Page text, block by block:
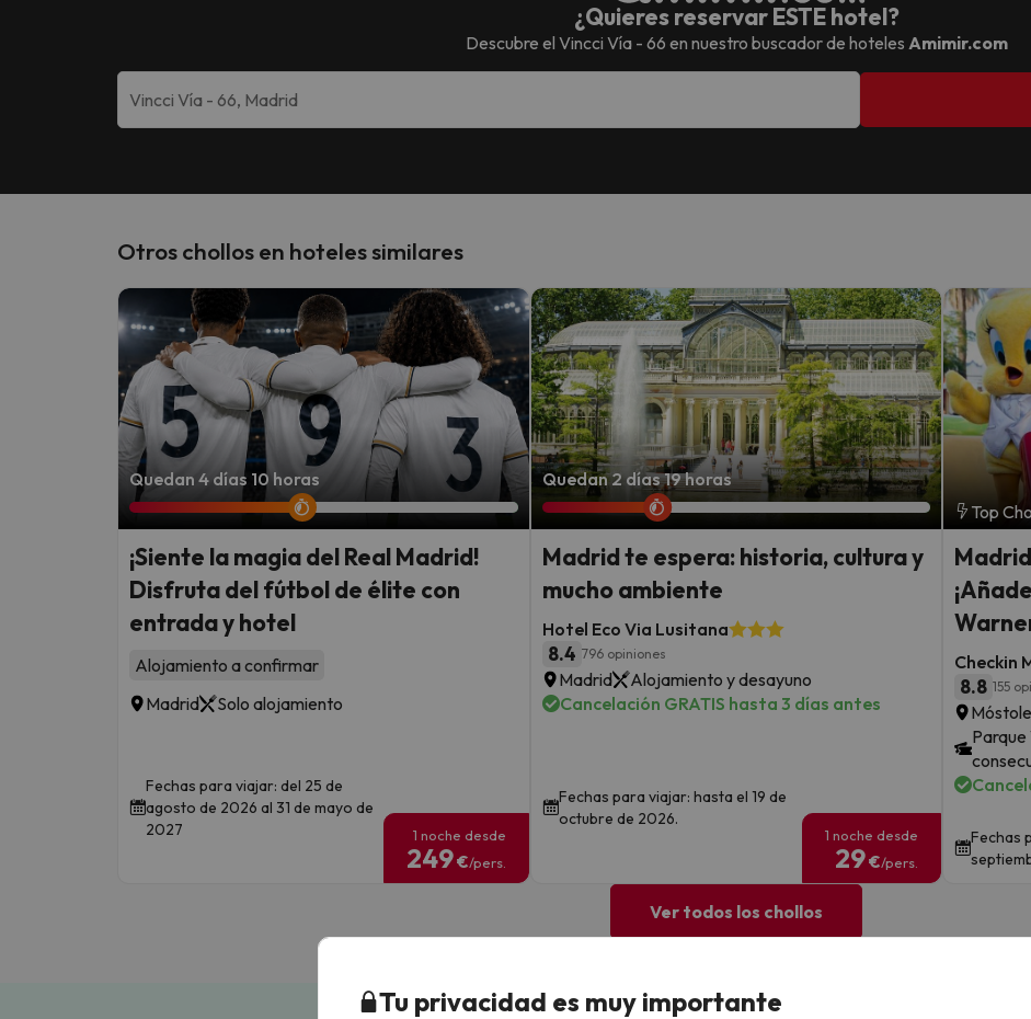
¿Quieres reservar ESTE hotel?
Descubre el Vincci Vía - 66 en nuestro buscador de hoteles Amimir.com
Otros chollos en hoteles similares
Quedan 4 días 10 horas
¡Siente la magia del Real Madrid!
Disfruta del fútbol de élite con
entrada y hotel
Alojamiento a confirmar
Madrid
Solo alojamiento
Fechas para viajar: del 25 de
agosto de 2026 al 31 de mayo de
2027
1 noche desde
249€/pers.
Quedan 2 días 19 horas
Madrid te espera: historia, cultura y
mucho ambiente
Hotel Eco Via Lusitana
8.4 796 opiniones
Madrid
Alojamiento y desayuno
Cancelación GRATIS hasta 3 días antes
Fechas para viajar: hasta el 19 de
octubre de 2026.
1 noche desde
29€/pers.
Top
Checkin
8.8 155
Fechas
Ver todos los chollos
Tu privacidad es muy importante